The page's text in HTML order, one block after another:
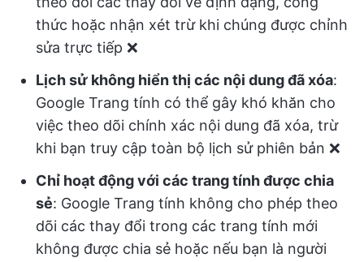
thức hoặc nhận xét trừ khi chúng được chỉnh
sửa trực tiếp ❌
Lịch sử không hiển thị các nội dung đã xóa:
Google Trang tính có thể gây khó khăn cho
việc theo dõi chính xác nội dung đã xóa, trừ
khi bạn truy cập toàn bộ lịch sử phiên bản ❌
Chỉ hoạt động với các trang tính được chia
sẻ: Google Trang tính không cho phép theo
dõi các thay đổi trong các trang tính mới
không được chia sẻ hoặc nếu bạn là người